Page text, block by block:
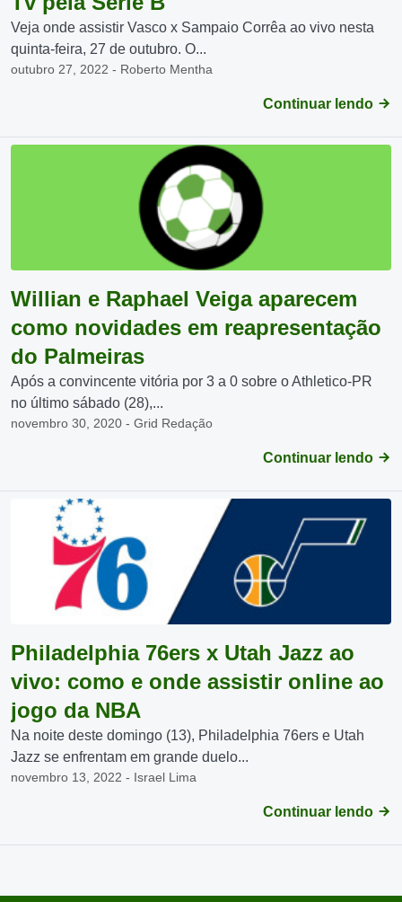
Veja onde assistir Vasco x Sampaio Corrêa ao vivo nesta
quinta-feira, 27 de outubro. O...
outubro 27, 2022 - Roberto Mentha
Continuar lendo
Willian e Raphael Veiga aparecem
como novidades em reapresentação
do Palmeiras
Após a convincente vitória por 3 a 0 sobre o Athletico-PR
no último sábado (28),...
novembro 30, 2020 - Grid Redação
Continuar lendo
Philadelphia 76ers x Utah Jazz ao
vivo: como e onde assistir online ao
jogo da NBA
Na noite deste domingo (13), Philadelphia 76ers e Utah
Jazz se enfrentam em grande duelo...
novembro 13, 2022 - Israel Lima
Continuar lendo